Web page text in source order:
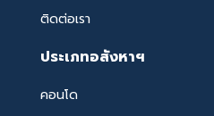
ติดต่อเรา
ประเภทอสังหาฯ
คอนโด